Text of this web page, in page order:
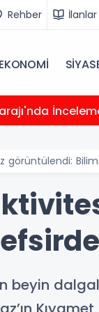
Rehber İlanlar
EKONOMİ